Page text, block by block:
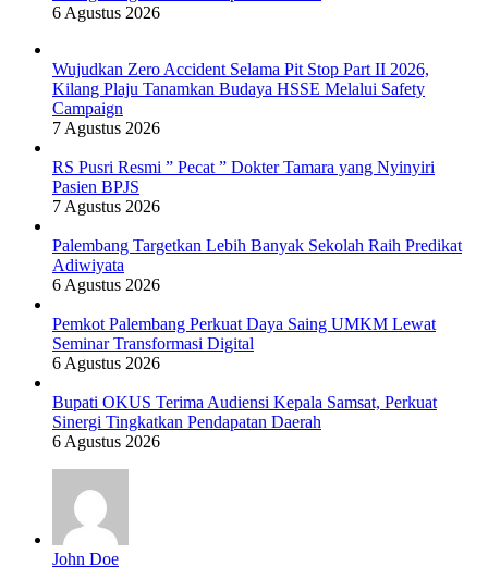
6 Agustus 2026
Wujudkan Zero Accident Selama Pit Stop Part II 2026,
Kilang Plaju Tanamkan Budaya HSSE Melalui Safety
Campaign
7 Agustus 2026
RS Pusri Resmi ” Pecat ” Dokter Tamara yang Nyinyiri
Pasien BPJS
7 Agustus 2026
Palembang Targetkan Lebih Banyak Sekolah Raih Predikat
Adiwiyata
6 Agustus 2026
Pemkot Palembang Perkuat Daya Saing UMKM Lewat
Seminar Transformasi Digital
6 Agustus 2026
Bupati OKUS Terima Audiensi Kepala Samsat, Perkuat
Sinergi Tingkatkan Pendapatan Daerah
6 Agustus 2026
John Doe